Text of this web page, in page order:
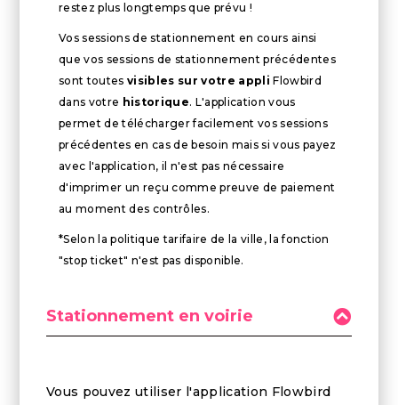
restez plus longtemps que prévu !
Vos sessions de stationnement en cours ainsi
que vos sessions de stationnement précédentes
sont toutes visibles sur votre appli Flowbird
dans votre historique. L'application vous
permet de télécharger facilement vos sessions
précédentes en cas de besoin mais si vous payez
avec l'application, il n'est pas nécessaire
d'imprimer un reçu comme preuve de paiement
au moment des contrôles.
*Selon la politique tarifaire de la ville, la fonction
"stop ticket" n'est pas disponible.
Stationnement en voirie
Vous pouvez utiliser l'application Flowbird